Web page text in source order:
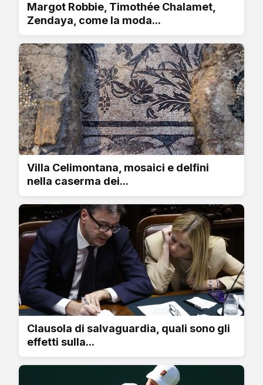
Margot Robbie, Timothée Chalamet,
Zendaya, come la moda...
Villa Celimontana, mosaici e delfini
nella caserma dei...
Clausola di salvaguardia, quali sono gli
effetti sulla...